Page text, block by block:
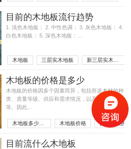
目前的木地板流行趋势
1. 浅色木地板： 2. 中性色调： 3. 灰色木地板： 4.
白色木地板： 5. 深色木地板：...
木地板 三层实木地板
木地板的价格是多少
木地板的价格因多个因素而异，包括所选木材的种
类、质量等级、供应和需求情况，以及所在地区
等。因此...
木地板价格
目前流什么木地板